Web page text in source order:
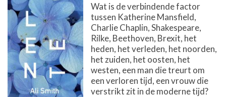
Wat is de verbindende factor
tussen Katherine Mansfield,
Charlie Chaplin, Shakespeare,
Rilke, Beethoven, Brexit, het
heden, het verleden, het noorden,
het zuiden, het oosten, het
westen, een man die treurt om
een verloren tijd, een vrouw die
verstrikt zit in de moderne tijd?